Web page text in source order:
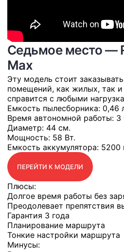
Седьмое место —
Max
Эту модель стоит
помещений, как жилых, так
справится с любыми
Емкость пылесборника: 0,46
Время автономной работы: 3
Диаметр: 44 см.
Мощность: 58 Вт.
Емкость аккумулятора: 5200
ПЕРЕЙТИ К МОДЕЛИ
Плюсы:
Долгое время работы без
Преодолевает препятствия
Гарантия 3 года
Планирование маршрута
Тонкие настройки маршрута
Минусы: